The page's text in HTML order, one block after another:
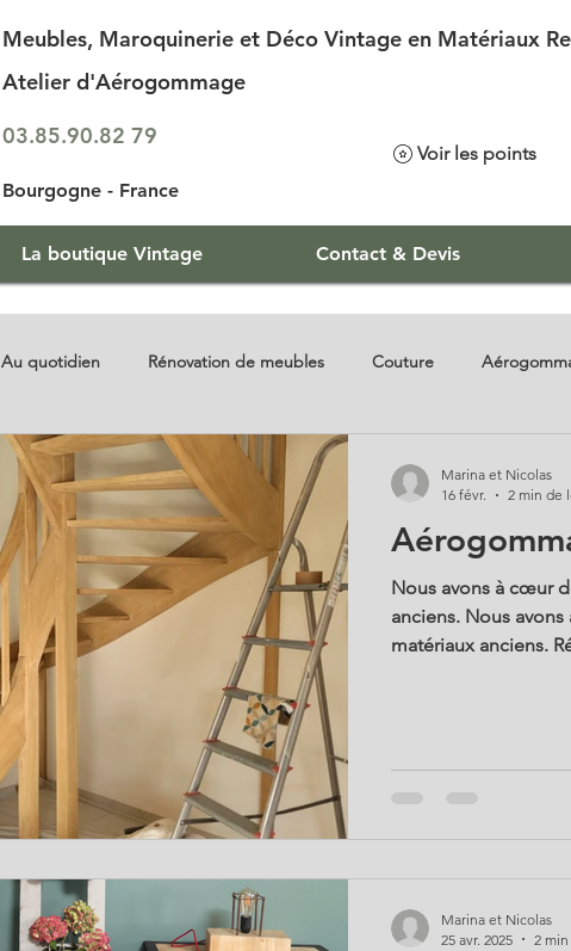
Meubles, Maroquinerie et Déco Vintage en Matériaux
Atelier d'Aérogommage
03.85.90.82 79
Bourgogne - France
Voir les points
La boutique Vintage Contact & Devis
Au quotidien Rénovation de meubles Couture
Nous avons à cœur
anciens. Nous
matériaux anciens.
Marina et Nicolas
16 févr.
2 min de
Marina et Nicolas
25 avr. 2025
2